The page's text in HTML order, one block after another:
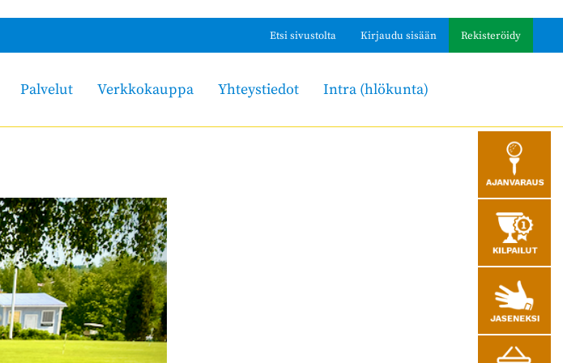
Etsi sivustolta Kirjaudu sisään Rekisteröidy
Palvelut Verkkokauppa Yhteystiedot Intra (hlökunta)